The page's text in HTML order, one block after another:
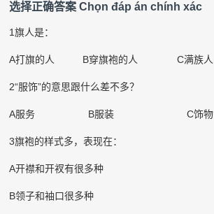
选择正确答案 Chọn đáp án chính xác
1旗人是：
A打旗的人 B穿旗袍的人 C满族人
2“服饰”的意思跟什么差不多？
A服务 B服装 C饰物
3旗袍的样式多，表现在：
A开襟和开衩有很多种
B领子和袖口很多种